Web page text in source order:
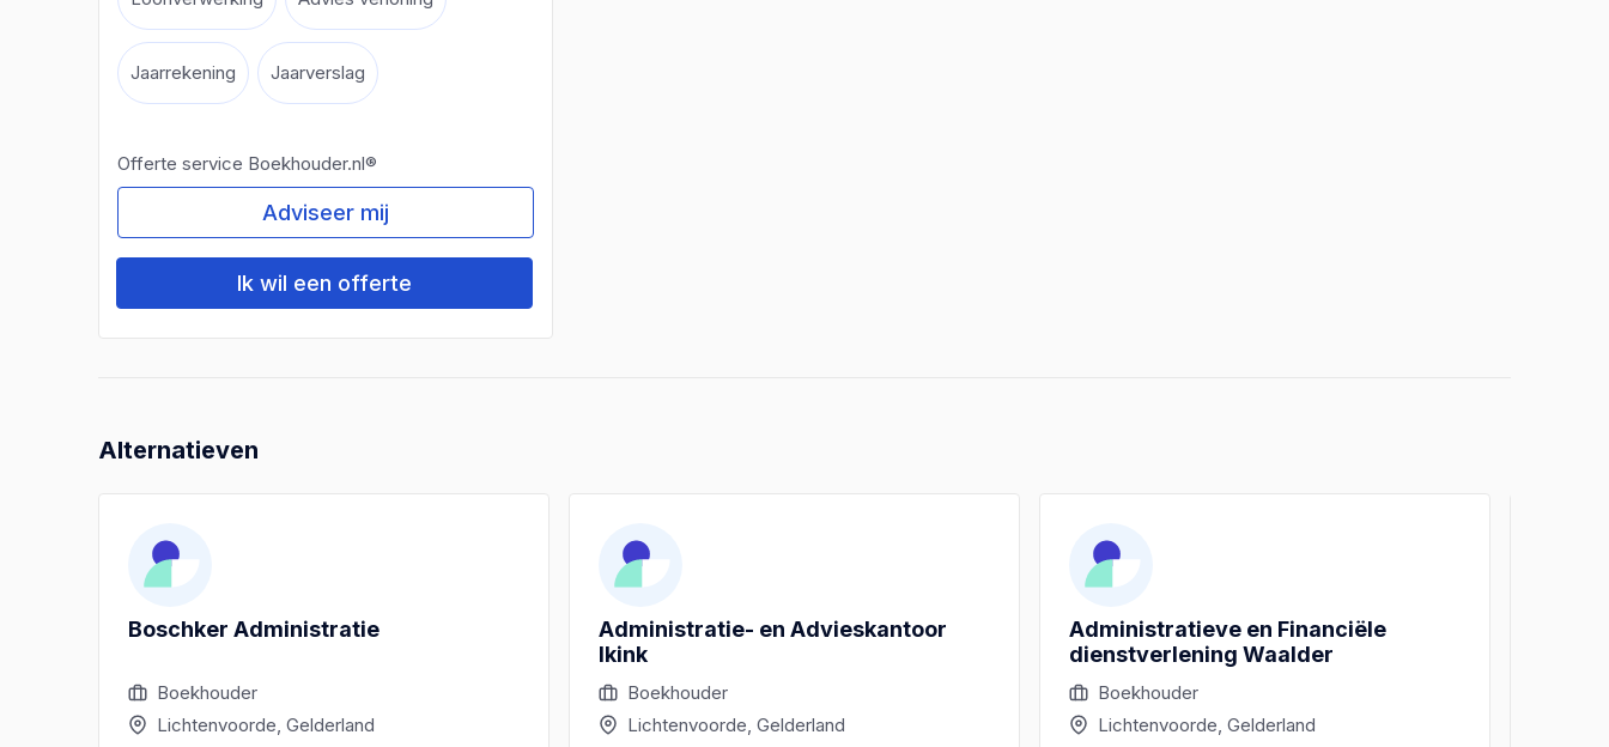
Jaarrekening Jaarverslag
Offerte service Boekhouder.nl®
Adviseer mij
Ik wil een offerte
Alternatieven
Boschker Administratie
Boekhouder
Lichtenvoorde, Gelderland
Administratie- en Advieskantoor
Ikink
Boekhouder
Lichtenvoorde, Gelderland
Administratieve en Financiële
dienstverlening Waalder
Boekhouder
Lichtenvoorde, Gelderland